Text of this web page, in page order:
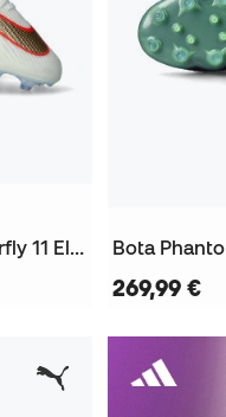
Bota Air Zoom Mercurial Superfly 11 Elite AG-Pro Bota
269,99 €